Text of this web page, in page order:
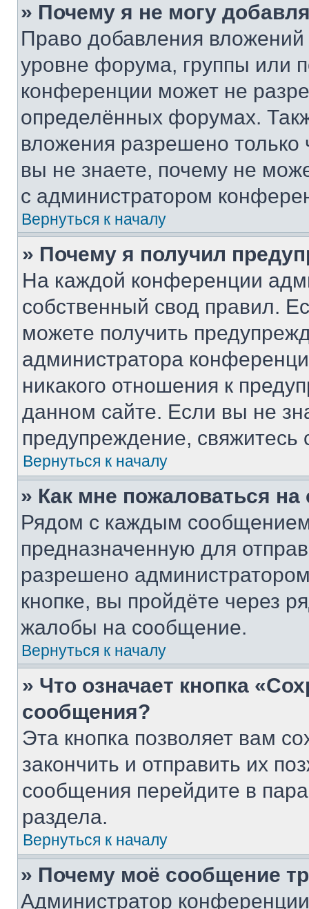
» Почему я не могу
Право добавления
уровне форума, группы или
конференции может не
определённых форумах.
вложения разрешено
вы не знаете, почему не
с администратором
Вернуться к началу
» Почему я получил
На каждой конференции
собственный свод правил.
можете получить
администратора
никакого отношения к
данном сайте. Если вы не
предупреждение,
Вернуться к началу
» Как мне пожаловаться
Рядом с каждым сообщением
предназначенную для
разрешено
кнопке, вы пройдёте через
жалобы на сообщение.
Вернуться к началу
» Что означает кнопка
сообщения?
Эта кнопка позволяет вам
закончить и отправить их
сообщения перейдите в
раздела.
Вернуться к началу
» Почему моё сообщение
Администратор